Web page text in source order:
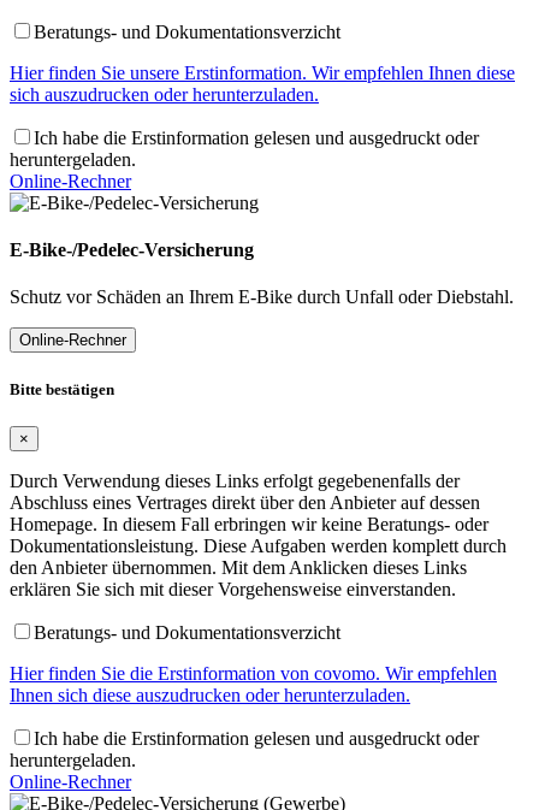
Beratungs- und Dokumentationsverzicht
Hier finden Sie unsere Erstinformation. Wir empfehlen Ihnen diese
sich auszudrucken oder herunterzuladen.
Ich habe die Erstinformation gelesen und ausgedruckt oder
heruntergeladen.
Online-Rechner
E-Bike-/Pedelec-Versicherung
Schutz vor Schäden an Ihrem E-Bike durch Unfall oder Diebstahl.
Online-Rechner
Bitte bestätigen
×
Durch Verwendung dieses Links erfolgt gegebenenfalls der
Abschluss eines Vertrages direkt über den Anbieter auf dessen
Homepage. In diesem Fall erbringen wir keine Beratungs- oder
Dokumentationsleistung. Diese Aufgaben werden komplett durch
den Anbieter übernommen. Mit dem Anklicken dieses Links
erklären Sie sich mit dieser Vorgehensweise einverstanden.
Beratungs- und Dokumentationsverzicht
Hier finden Sie die Erstinformation von covomo. Wir empfehlen
Ihnen sich diese auszudrucken oder herunterzuladen.
Ich habe die Erstinformation gelesen und ausgedruckt oder
heruntergeladen.
Online-Rechner